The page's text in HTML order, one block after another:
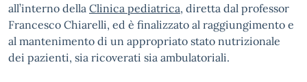
all’interno della Clinica pediatrica, diretta dal professor
Francesco Chiarelli, ed è finalizzato al raggiungimento e
al mantenimento di un appropriato stato nutrizionale
dei pazienti, sia ricoverati sia ambulatoriali.